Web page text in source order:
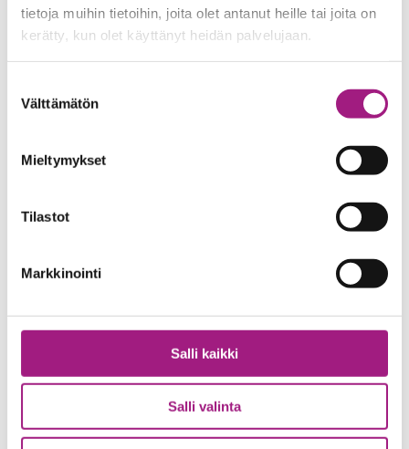
tietoja muihin tietoihin, joita olet antanut heille tai joita on
kerätty, kun olet käyttänyt heidän palvelujaan.
valinta
Välttämätön
Mieltymykset
Tilastot
Markkinointi
Salli kaikki
Salli valinta
Muutosta muuttoon
Lue artikkeliMuutosta
Arvot – vapaaehtoistyön
Lue artikkeliArvot
vapaaehtoistyön
sydämessä